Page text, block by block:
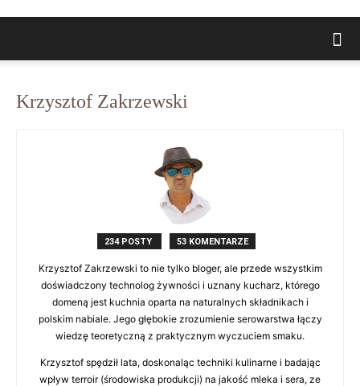
Krzysztof Zakrzewski
234 POSTY 53 KOMENTARZE
Krzysztof Zakrzewski to nie tylko bloger, ale przede wszystkim
doświadczony technolog żywności i uznany kucharz, którego
domeną jest kuchnia oparta na naturalnych składnikach i
polskim nabiale. Jego głębokie zrozumienie serowarstwa łączy
wiedzę teoretyczną z praktycznym wyczuciem smaku.
Krzysztof spędził lata, doskonaląc techniki kulinarne i badając
wpływ terroir (środowiska produkcji) na jakość mleka i sera, ze